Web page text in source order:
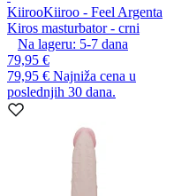
KiirooKiiroo - Feel Argenta
Kiros masturbator - crni
Na lageru: 5-7 dana
79,95 €
79,95 € Najniža cena u
poslednjih 30 dana.